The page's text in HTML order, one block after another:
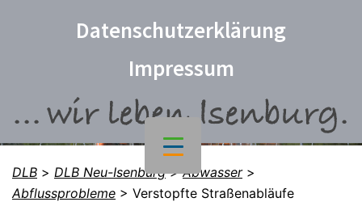
Datenschutzerklärung
Impressum
DLB > DLB Neu-Isenburg>Abwasser>
Abflussprobleme > Verstopfte Straßenabläufe